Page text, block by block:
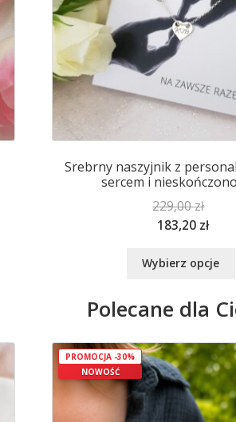
Srebrny naszyjnik z
sercem i
229,00zł
183,20 zł
Wybierz opcje
Polecane dla
NOWOŚĆ
PROMOCJA -30%